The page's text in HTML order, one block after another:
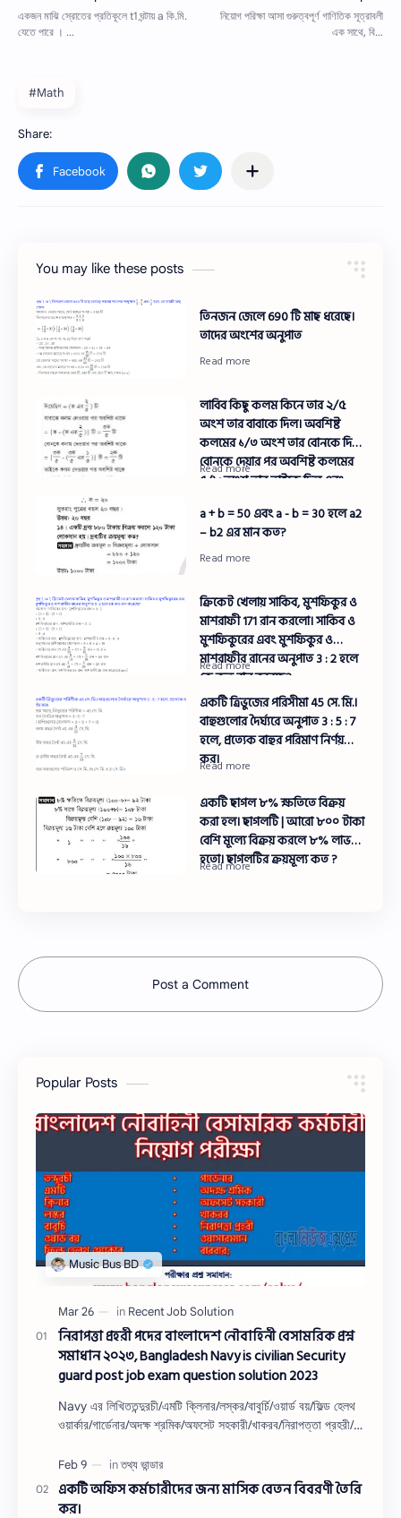
#Math
You may like these posts
তিনজন জেলে 690 টি মাছ ধরেছে।
তাদের অংশের অনুপাত
লাবিব কিছু কলম কিনে তার ২/৫
অংশ তার বাবাকে দিল। অবশিষ্ট
কলমের ১/৩ অংশ তার বোনকে দিল।
বোনকে দেয়ার পর অবশিষ্ট কলমের
৫/৮ অংশ তার ভাইকে দিল এবং
সে তার বাবাকে কয়টি কলম
দিয়েছিল?
a + b = 50 এবং a - b = 30 হলে a2
– b2 এর মান কত?
ক্রিকেট খেলায় সাকিব, মুশফিকুর ও
মাশরাফী 171 রান করলো। সাকিব ও
মুশফিকুরের এবং মুশফিকুর ও
মাশরাফীর রানের অনুপাত 3 : 2 হলে
কে কত রান করেছে?
একটি ত্রিভুজের পরিসীমা 45 সে. মি.।
বাহুগুলোর দৈর্ঘ্যরে অনুপাত 3 : 5 : 7
হলে, প্রত্যেক বাহুর পরিমাণ নির্ণয়
কর।
একটি ছাগল ৮% ক্ষতিতে বিক্রয়
করা হল। ছাগলটি | আরো ৮০০ টাকা
বেশি মূল্যে বিক্রয় করলে ৮% লাভ
হতো। ছাগলটির ক্রয়মূল্য কত ?
Post a Comment
Popular Posts
নিরাপত্তা প্রহরী পদের বাংলাদেশ নৌবাহিনী বেসামরিক প্রশ্ন
সমাধান ২০২৩, Bangladesh Navy is civilian Security
guard post job exam question solution 2023
Navy এর লিখিততন্দুরচী/এমটি ক্লিনার/লস্কর/বাবুর্চি/ওয়ার্ড বয়/ফিল্ড হেলথ
ওয়ার্কার/গার্ডেনার/অদক্ষ শ্রমিক/অফসেট সহকারী/খাকরব/নিরাপত্তা প্রহরী/
একটি অফিস কর্মচারীদের জন্য মাসিক বেতন বিবরণী তৈরি
কর।